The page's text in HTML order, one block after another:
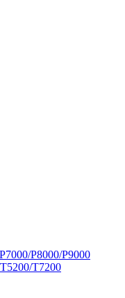
P8000/P9000
T7200